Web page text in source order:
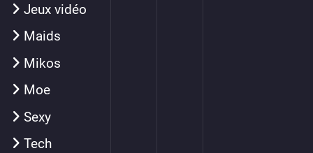
Jeux vidéo
Maids
Mikos
Moe
Sexy
Tech